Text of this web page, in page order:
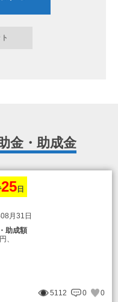
金・助成金
25日
月31日
助成額
、
5112 0
0